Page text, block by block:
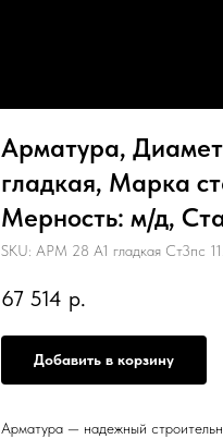
Арматура,
гладкая, Марка
Мерность: м/д,
SKU: АРМ 28 А1 гладкая Ст3пс
67 514 р.
Добавить в корзину
Арматура — надежный